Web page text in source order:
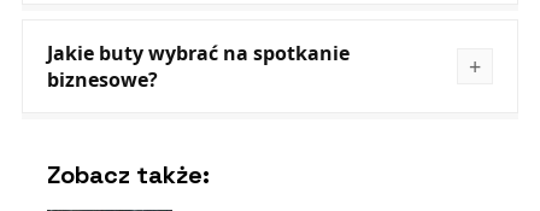
Jakie buty wybrać na spotkanie
biznesowe?
Zobacz także: